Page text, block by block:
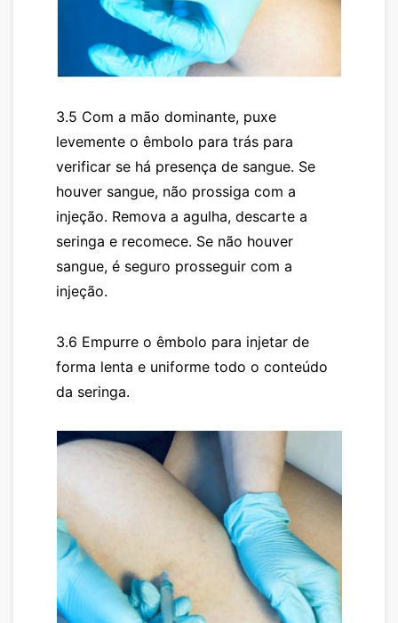
3.5 Com a mão dominante, puxe
levemente o êmbolo para trás para
verificar se há presença de sangue. Se
houver sangue, não prossiga com a
injeção. Remova a agulha, descarte a
seringa e recomece. Se não houver
sangue, é seguro prosseguir com a
injeção.
3.6 Empurre o êmbolo para injetar de
forma lenta e uniforme todo o conteúdo
da seringa.